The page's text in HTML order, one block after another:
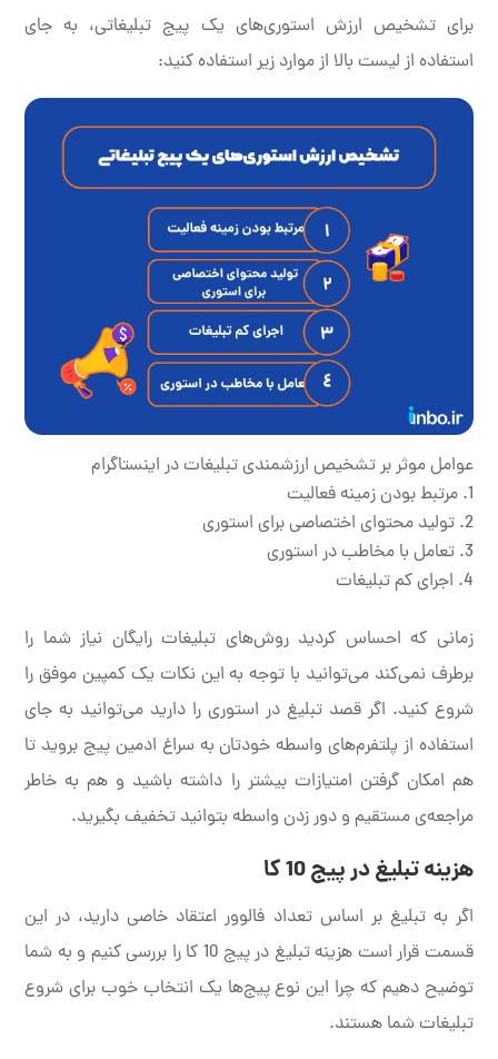
برای تشخیص ارزش استوری‌های یک پیج تبلیغاتی، به جای
استفاده از لیست بالا از موارد زیر استفاده کنید:
عوامل موثر بر تشخیص ارزشمندی تبلیغات در اینستاگرام
مرتبط بودن زمینه فعالیت
تولید محتوای اختصاصی برای استوری
تعامل با مخاطب در استوری
اجرای کم تبلیغات
زمانی که احساس کردید روش‌های تبلیغات رایگان نیاز شما را
برطرف نمی‌کند می‌توانید با توجه به این نکات یک کمپین موفق را
شروع کنید. اگر قصد تبلیغ در استوری را دارید می‌توانید به جای
استفاده از پلتفرم‌های واسطه خودتان به سراغ ادمین پیج بروید تا
هم امکان گرفتن امتیازات بیشتر را داشته باشید و هم به خاطر
مراجعه‌ی مستقیم و دور زدن واسطه بتوانید تخفیف بگیرید.
هزینه تبلیغ در پیج 10 کا
اگر به تبلیغ بر اساس تعداد فالوور اعتقاد خاصی دارید، در این
قسمت قرار است هزینه تبلیغ در پیج 10 کا را بررسی کنیم و به شما
توضیح دهیم که چرا این نوع پیج‌ها یک انتخاب خوب برای شروع
تبلیغات شما هستند.